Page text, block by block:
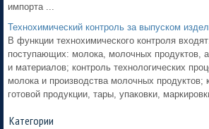
импорта ...
Технохимический контроль за выпуском
В функции технохимического контроля
поступающих: молока, молочных продуктов,
и материалов; контроль технологических
молока и производства молочных продуктов;
готовой продукции, тары, упаковки,
Категории